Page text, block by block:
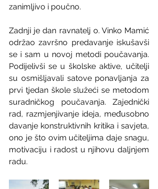
zanimljivo i poučno.
Zadnji je dan ravnatelj o. Vinko Mamić
održao završno predavanje iskušavši
se i sam u novoj metodi poučavanja.
Podijelivši se u školske aktive, učitelji
su osmišljavali satove ponavljanja za
prvi tjedan škole služeći se metodom
suradničkog poučavanja. Zajednički
rad, razmjenjivanje ideja, međusobno
davanje konstruktivnih kritika i savjeta,
ono je što ovim učiteljima daje snagu,
motivaciju i radost u njihovu daljnjem
radu.